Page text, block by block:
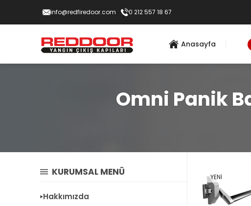
info@redfiredoor.com 0 212 557 18 67
Anasayfa
Omni Panik
YENİ
KURUMSAL MENÜ
Hakkımızda